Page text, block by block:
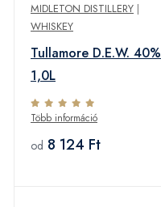
MIDLETON DISTILLERY |
WHISKEY
Tullamore D.E.W. 40%
1,0L
Több információ
od 8 124 Ft